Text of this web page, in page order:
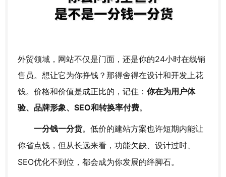
外贸领域，网站不仅是门面，还是你的24小时在线销
售员。想让它为你挣钱？那得舍得在设计和开发上花
钱。价格和价值是成正比的，记住： 你在为用户体
验、品牌形象、SEO和转换率付费。
一分钱一分货。低价的建站方案也许短期内能让
你省点钱，但从长远来看，功能欠缺、设计过时、
SEO优化不到位，都会成为你发展的绊脚石。